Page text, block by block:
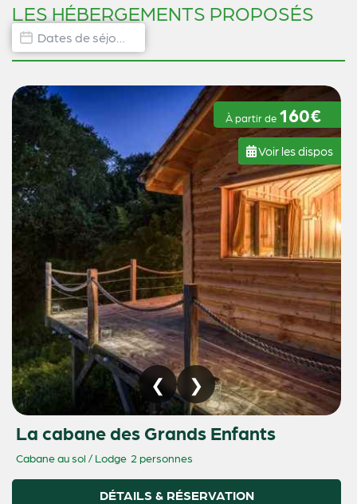
LES HÉBERGEMENTS PROPOSÉS
Dates de disponibilité hébergement
Date
À partir de 160€
Voir les dispos
La cabane des Grands Enfants
Cabane au sol / Lodge 2 personnes
DÉTAILS & RÉSERVATION